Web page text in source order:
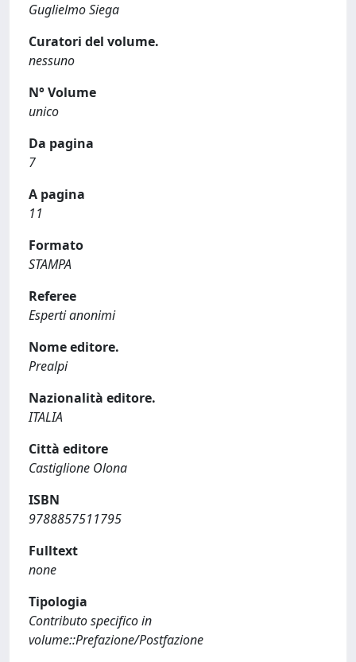
Guglielmo Siega
Curatori del volume.
nessuno
N° Volume
unico
Da pagina
7
A pagina
11
Formato
STAMPA
Referee
Esperti anonimi
Nome editore.
Prealpi
Nazionalità editore.
ITALIA
Città editore
Castiglione Olona
ISBN
9788857511795
Fulltext
none
Tipologia
Contributo specifico in
volume::Prefazione/Postfazione